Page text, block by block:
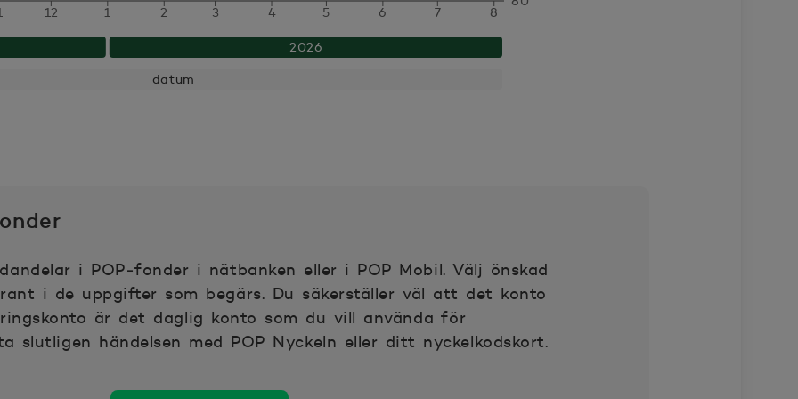
12 1 2 3 4 5 6 7 8
2026
datum
i POP‑fonder i nätbanken eller i POP Mobil. Välj önskad
i de uppgifter som begärs. Du säkerställer väl att det konto
är det daglig konto som du vill använda för
slutligen händelsen med POP Nyckeln eller ditt nyckelkodskort.